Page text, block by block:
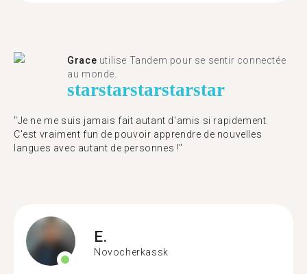
Grace utilise Tandem pour se sentir connectée
au monde.
starstarstarstarstar
"Je ne me suis jamais fait autant d'amis si rapidement.
C'est vraiment fun de pouvoir apprendre de nouvelles
langues avec autant de personnes !"
E.
Novocherkassk